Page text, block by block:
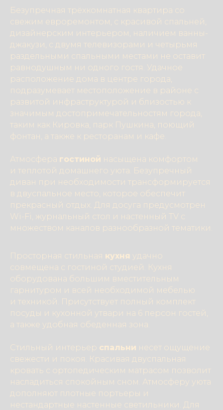
Безупречная трёхкомнатная квартира со
свежим евроремонтом, с красивой спальней,
дизайнерским интерьером, наличием ванны-
джакузи, с двумя телевизорами и четырьмя
раздельными спальными местами не оставит
равнодушным ни одного гостя. Удачное
расположение дома в центре города,
подразумевает местоположение в районе с
развитой инфраструктурой и близостью к
значимым достопримечательностям города,
таким как Кировка, парк Пушкина, поющий
фонтан, а также к ресторанам и кафе.
Атмосфера гостиной насыщена комфортом
и теплотой домашнего уюта. Безупречный
диван при необходимости трансформируется
в двуспальное место, которое обеспечит
прекрасный отдых. Для досуга предусмотрен
Wi-Fi, журнальный стол и настенный TV с
множеством каналов разнообразной тематики.
Просторная стильная кухня удачно
совмещена с гостиной студией. Кухня
оборудована большим вместительным
гарнитуром и всей необходимой мебелью
и техникой. Присутствует полный комплект
посуды и кухонной утвари на 6 персон гостей,
а также удобная обеденная зона.
Стильный интерьер спальни несет ощущение
свежести и покоя. Красивая двуспальная
кровать с ортопедическим матрасом позволит
насладиться спокойным сном. Атмосферу уюта
дополняют плотные портьеры и
нестандартные настенные светильники. Для